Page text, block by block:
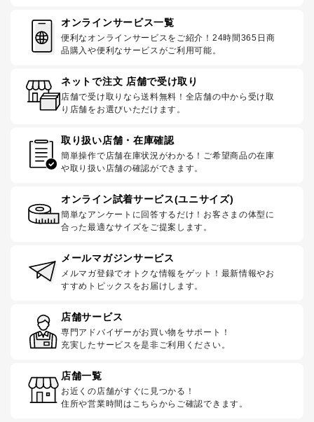
オンラインサービス一覧
便利なオンラインサービスをご紹介！24時間365日商
品購入や便利なサービスがご利用可能。
ネットで注文 店舗で受け取り
店舗で受け取りなら送料無料！全店舗の中から受け取
り店舗をお選びいただけます。
取り扱い店舗・在庫確認
簡単操作で店舗在庫状況がわかる！ご希望商品の在庫
や取り扱い店舗の確認ができます。
オンライン試着サービス(ユニサイズ)
簡単なアンケートに回答するだけ！お客さまの体型に
合った最適なサイズをご提案します。
メールマガジンサービス
メルマガ登録でオトクな情報をゲット！最新情報やお
すすめトピックスをお届けします。
店舗サービス
専門アドバイザーがお買い物をサポート！
充実したサービスを是非ご利用ください。
店舗一覧
お近くの店舗がすぐに見つかる！
住所や営業時間はこちらからご確認できます。